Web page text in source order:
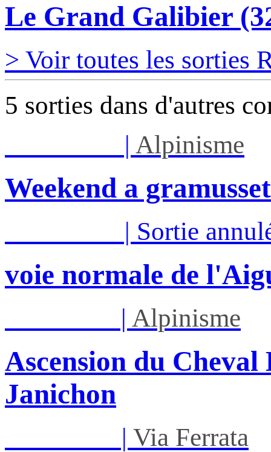
Le Grand Galibier
> Voir toutes les sorties
5 sorties dans d'autres
| Alpinisme
Weekend a gramusset
| Sortie
voie normale de
| Alpinisme
Ascension du
Janichon
| Via Ferrata